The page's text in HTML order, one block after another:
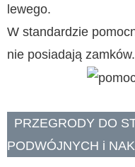
lewego.
W standardzie
nie posiadają zamków.
PRZEGRODY DO
PODWÓJNYCH i